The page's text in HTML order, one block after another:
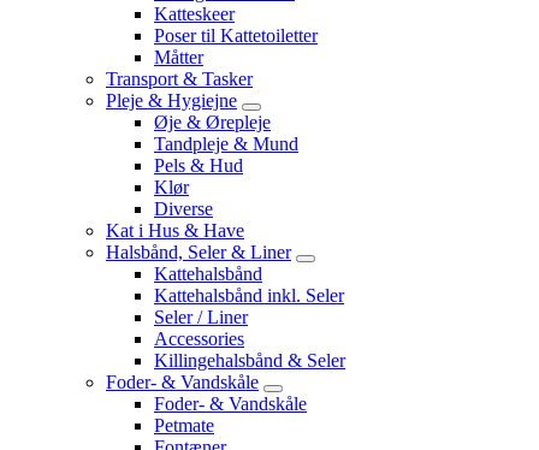
Katteskeer
Poser til Kattetoiletter
Måtter
Transport & Tasker
Pleje & Hygiejne
Øje & Ørepleje
Tandpleje & Mund
Pels & Hud
Klør
Diverse
Kat i Hus & Have
Halsbånd, Seler & Liner
Kattehalsbånd
Kattehalsbånd inkl. Seler
Seler / Liner
Accessories
Killingehalsbånd & Seler
Foder- & Vandskåle
Foder- & Vandskåle
Petmate